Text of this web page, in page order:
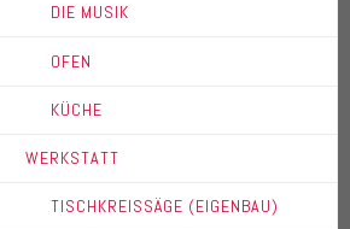
DIE MUSIK
OFEN
KÜCHE
WERKSTATT
TISCHKREISSÄGE (EIGENBAU)